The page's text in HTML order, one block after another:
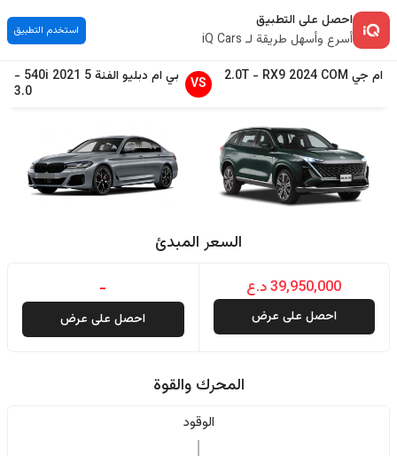
احصل على التطبيق
أسرع وأسهل طريقة لـ iQ Cars
استخدم التطبيق
ام جي RX9 2024 COM
-
2.0T
VS بي ام دبليوالفئة 5 2021
540i
-
3.0
السعر المبدئ
39,950,000 د.ع
احصل على عرض
-
احصل على عرض
المحرك والقوة
الوقود